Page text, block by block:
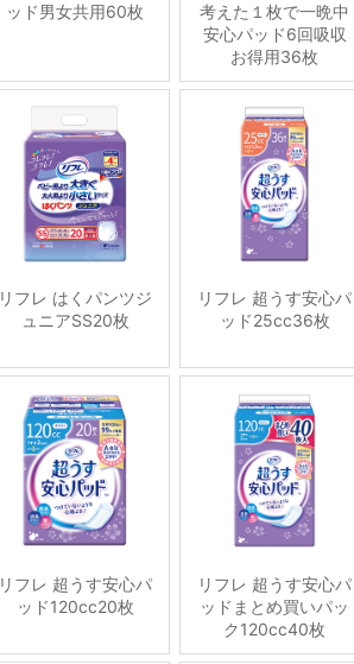
ッド男女共用60枚
考えた１枚で一晩中
安心パッド6回吸収
お得用36枚
リフレ はくパンツジ
ュニアSS20枚
リフレ 超うす安心パ
ッド25cc36枚
リフレ 超うす安心パ
ッド120cc20枚
リフレ 超うす安心パ
ッドまとめ買いパッ
ク120cc40枚